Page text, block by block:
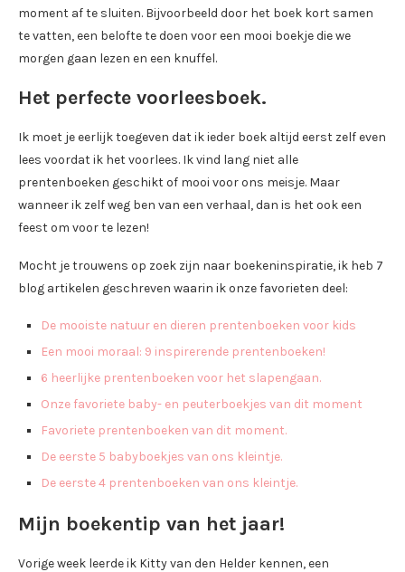
moment af te sluiten. Bijvoorbeeld door het boek kort samen
te vatten, een belofte te doen voor een mooi boekje die we
morgen gaan lezen en een knuffel.
Het perfecte voorleesboek.
Ik moet je eerlijk toegeven dat ik ieder boek altijd eerst zelf even
lees voordat ik het voorlees. Ik vind lang niet alle
prentenboeken geschikt of mooi voor ons meisje. Maar
wanneer ik zelf weg ben van een verhaal, dan is het ook een
feest om voor te lezen!
Mocht je trouwens op zoek zijn naar boekeninspiratie, ik heb 7
blog artikelen geschreven waarin ik onze favorieten deel:
De mooiste natuur en dieren prentenboeken voor kids
Een mooi moraal: 9 inspirerende prentenboeken!
6 heerlijke prentenboeken voor het slapengaan.
Onze favoriete baby- en peuterboekjes van dit moment
Favoriete prentenboeken van dit moment.
De eerste 5 babyboekjes van ons kleintje.
De eerste 4 prentenboeken van ons kleintje.
Mijn boekentip van het jaar!
Vorige week leerde ik Kitty van den Helder kennen, een